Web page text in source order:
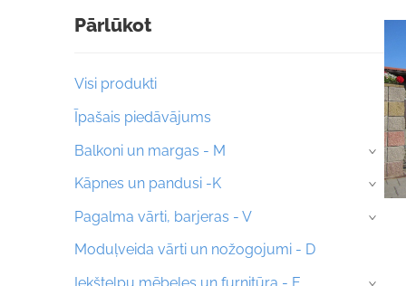
Pārlūkot
Visi produkti
Īpašais piedāvājums
Balkoni un margas - M
›
Kāpnes un pandusi -K ›
Pagalma vārti, barjeras - V ›
Moduļveida vārti un nožogojumi - D
›